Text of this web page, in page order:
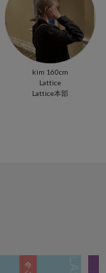
kim 160cm
Lattice
Lattice本部